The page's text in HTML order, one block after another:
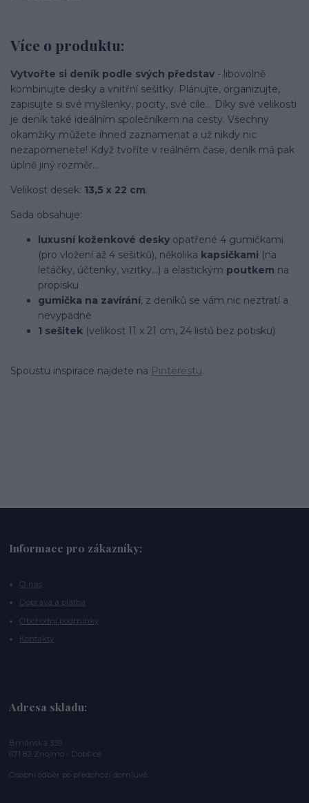
Více o produktu:
Vytvořte si deník podle svých představ - libovolně
kombinujte desky a vnitřní sešitky. Plánujte, organizujte,
zapisujte si své myšlenky, pocity, své cíle... Díky své velikosti
je deník také ideálním společníkem na cesty. Všechny
okamžiky můžete ihned zaznamenat a už nikdy nic
nezapomenete! Když tvoříte v reálném čase, deník má pak
úplně jiný rozměr...
Velikost desek: 13,5 x 22 cm.
Sada obsahuje:
luxusní koženkové desky opatřené 4 gumičkami
(pro vložení až 4 sešitků), několika kapsičkami (na
letáčky, účtenky, vizitky...) a elastickým poutkem na
propisku
gumička na zavírání, z deníků se vám nic neztratí a
nevypadne
1 sešitek (velikost 11 x 21 cm, 24 listů bez potisku)
Spoustu inspirace najdete na Pinterestu.
Informace pro zákazníky:
O nás
Doprava a platba
Obchodní podmínky
Kontakty
Adresa skladu:
Brněnská 339
671 82 Znojmo - Dobšice
Osobní odběr po předchozí domluvě.